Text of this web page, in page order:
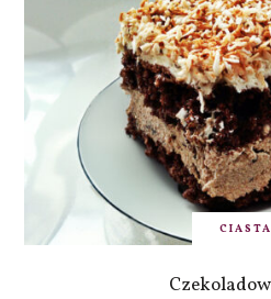
CIASTA